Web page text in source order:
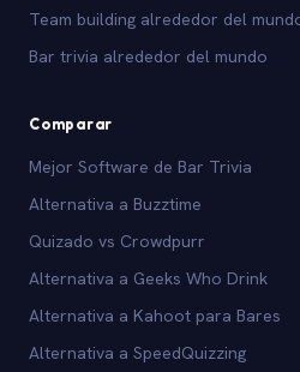
Team building alrededor del
Bar trivia alrededor del mundo
Comparar
Mejor Software de Bar Trivia
Alternativa a Buzztime
Quizado vs Crowdpurr
Alternativa a Geeks Who Drink
Alternativa a Kahoot para Bares
Alternativa a SpeedQuizzing